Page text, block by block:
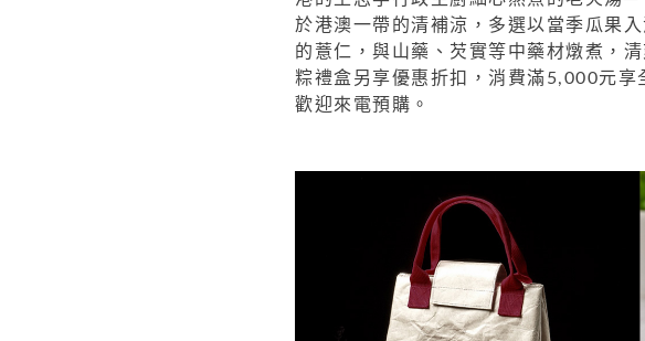
於港澳一帶的清補涼，多選以當季瓜果入
的薏仁，與山藥、芡實等中藥材燉煮，
粽禮盒另享優惠折扣，消費滿5,000元享
歡迎來電預購。